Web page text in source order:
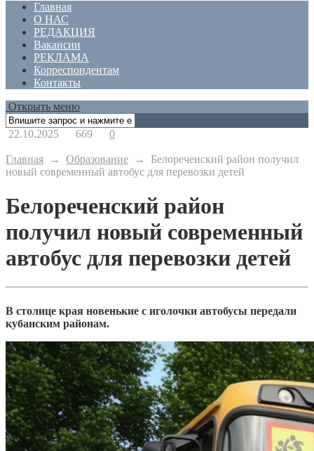
Главная
О НАС
РЕДАКЦИЯ
Вакансии
РЕКЛАМА
Корреспондентам
Контакты
Открыть меню
22.10.2025 669 0
Главная → Образование → Белореченский район получил
новый современный автобус для перевозки детей
Белореченский район
получил новый современный
автобус для перевозки детей
В столице края новенькие с иголочки автобусы передали
кубанским районам.